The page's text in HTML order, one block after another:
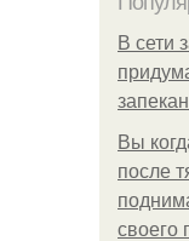
В сети
Вы
после
своего